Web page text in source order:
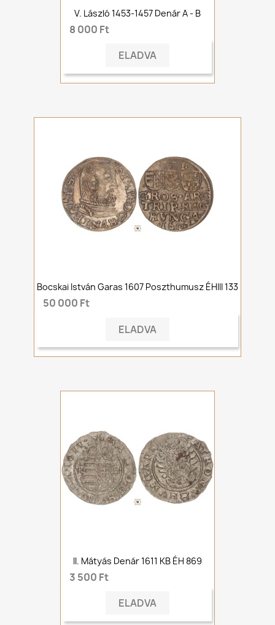
V. László 1453-1457 Denár A - B
8 000 Ft
ELADVA
Bocskai István Garas 1607 Poszthumusz ÉHIII 133
50 000 Ft
ELADVA
II. Mátyás Denár 1611 KB ÉH 869
3 500 Ft
ELADVA